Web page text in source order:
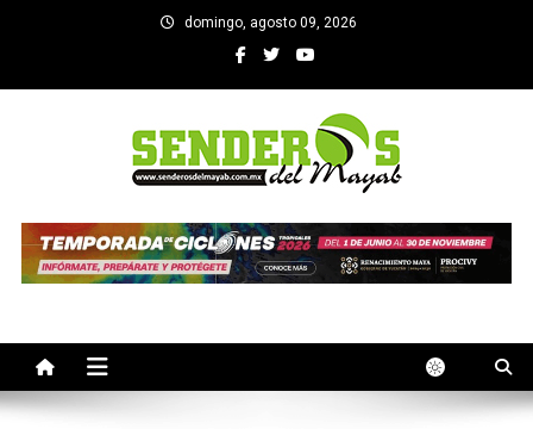
domingo, agosto 09, 2026
SENDEROS DEL MAYAB